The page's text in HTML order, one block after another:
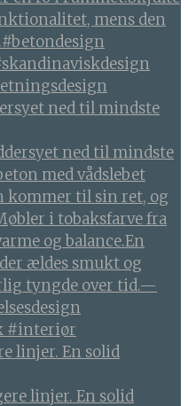
ned til mindste
linjer. En solid